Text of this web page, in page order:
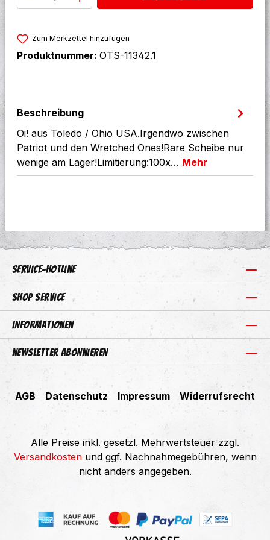
Zum Merkzettel hinzufügen
Produktnummer: OTS-11342.1
Beschreibung
Oi! aus Toledo / Ohio USA.Irgendwo zwischen
Patriot und den Wretched Ones!Rare Scheibe nur
wenige am Lager!Limitierung:100x… Mehr
Service-Hotline
Shop Service
Informationen
Newsletter abonnieren
AGB Datenschutz Impressum Widerrufsrecht
Alle Preise inkl. gesetzl. Mehrwertsteuer zzgl.
Versandkostenund ggf. Nachnahmegebühren, wenn
nicht anders angegeben.